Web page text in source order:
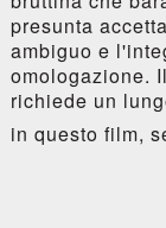
presunta
ambiguo e
omologazione.
richiede un
in questo film,